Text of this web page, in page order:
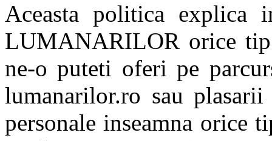
Aceasta politica
LUMANARILOR orice tip
ne-o puteti oferi pe
lumanarilor.ro sau
personale inseamna orice